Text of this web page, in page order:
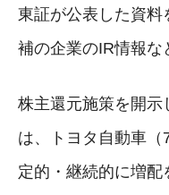
東証が公表した資料
補の企業のIR情報な
株主還元施策を開示
は、トヨタ自動車
定的・継続的に増配